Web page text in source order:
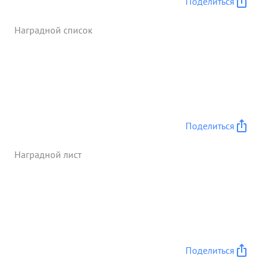
Наградной список
Поделиться
Наградной лист
Поделиться